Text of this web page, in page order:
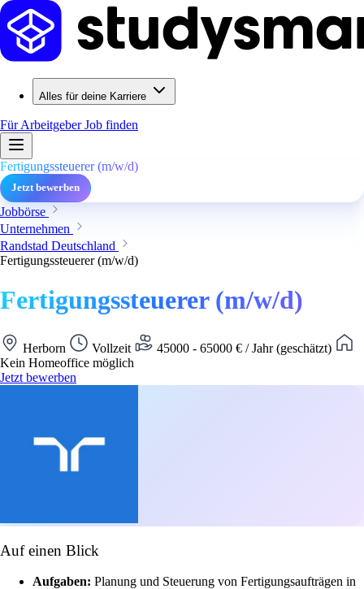
Alles für deine Karriere
Für ArbeitgeberJob finden
Fertigungssteuerer (m/w/d)
Jetzt bewerben
Jobbörse
Unternehmen
Randstad Deutschland
Fertigungssteuerer (m/w/d)
Fertigungssteuerer (m/w/d)
Herborn Vollzeit
45000 - 65000 € / Jahr (geschätzt)
Kein Homeoffice möglich
Jetzt bewerben
Auf einen Blick
Aufgaben: Planung und Steuerung von Fertigungsaufträgen in